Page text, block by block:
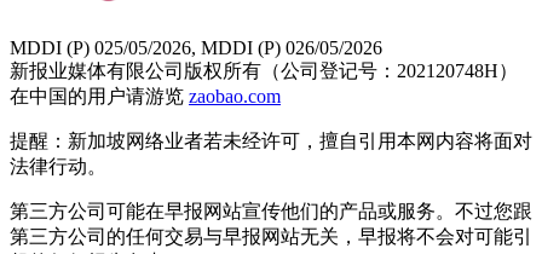
MDDI (P) 025/05/2026, MDDI (P) 026/05/2026
新报业媒体有限公司版权所有（公司登记号：202120748H）
在中国的用户请游览 zaobao.com
提醒：新加坡网络业者若未经许可，擅自引用本网内容将面对
法律行动。
第三方公司可能在早报网站宣传他们的产品或服务。不过您跟
第三方公司的任何交易与早报网站无关，早报将不会对可能引